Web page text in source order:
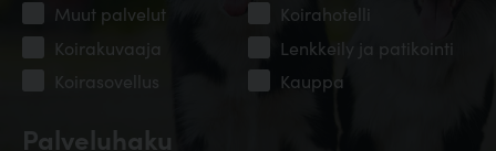
Palveluhaku
Muut palvelut
Koirahotelli
Koirakuvaaja
Lenkkeily ja patikointi
Koirasovellus
Kauppa